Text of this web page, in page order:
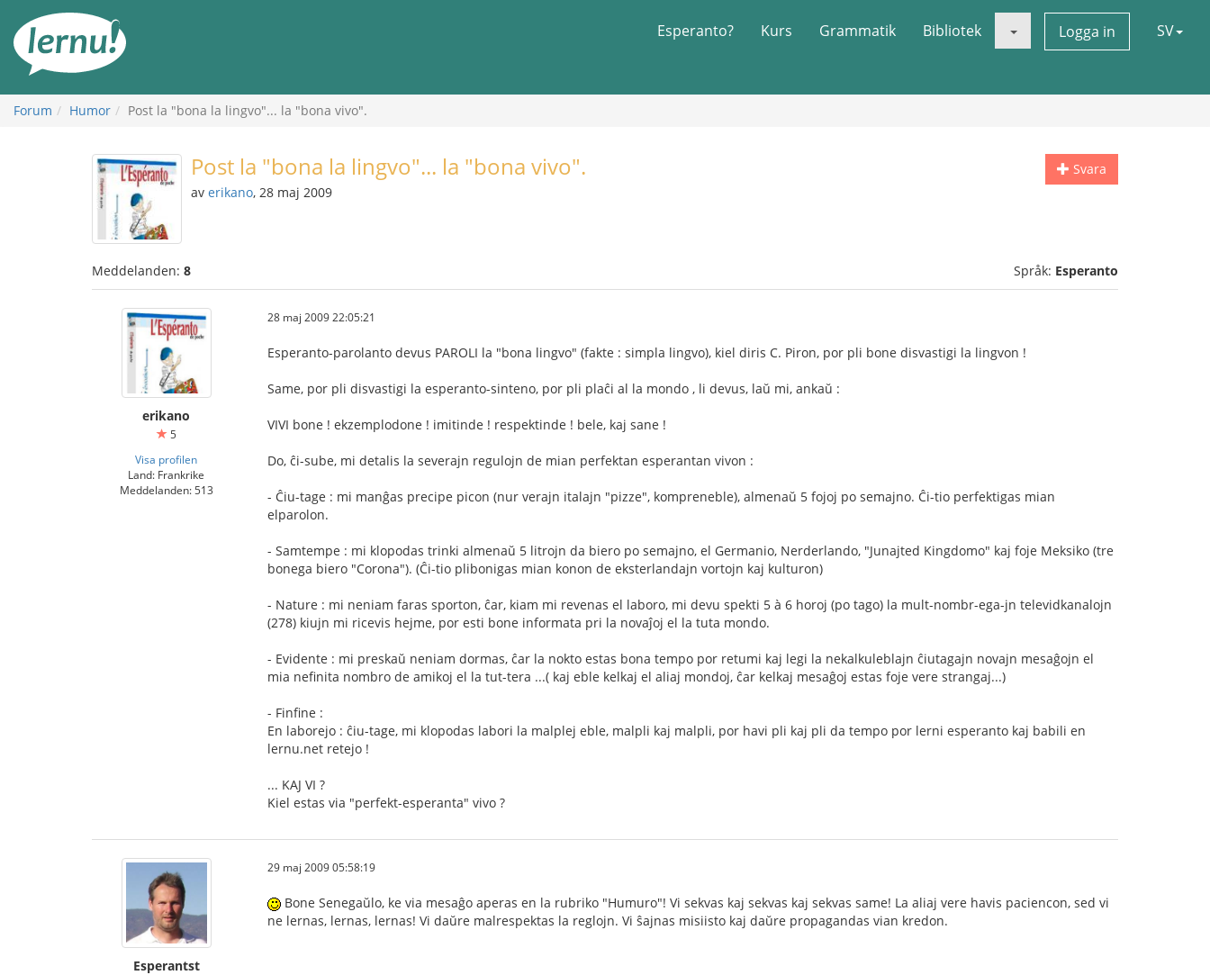
sidans
innehåll
Esperanto? Kurs Grammatik Bibliotek Logga in SV
Forum Humor Post la "bona la lingvo"... la "bona vivo".
Svara
Post la "bona la lingvo"... la "bona vivo".
av erikano, 28 maj 2009
Meddelanden: 8 Språk: Esperanto
erikano
5
Visa profilen
Land: Frankrike
Meddelanden: 513
28 maj 2009 22:05:21
Esperanto-parolanto devus PAROLI la "bona lingvo" (fakte : simpla lingvo), kiel diris C. Piron, por pli bone disvastigi la lingvon !
Same, por pli disvastigi la esperanto-sinteno, por pli plaĉi al la mondo , li devus, laŭ mi, ankaŭ :
VIVI bone ! ekzemplodone ! imitinde ! respektinde ! bele, kaj sane !
Do, ĉi-sube, mi detalis la severajn regulojn de mian perfektan esperantan vivon :
- Ĉiu-tage : mi manĝas precipe picon (nur verajn italajn "pizze", kompreneble), almenaŭ 5 fojoj po semajno. Ĉi-tio perfektigas mian
elparolon.
- Samtempe : mi klopodas trinki almenaŭ 5 litrojn da biero po semajno, el Germanio, Nerderlando, "Junajted Kingdomo" kaj foje Meksiko (tre
bonega biero "Corona"). (Ĉi-tio plibonigas mian konon de eksterlandajn vortojn kaj kulturon)
- Nature : mi neniam faras sporton, ĉar, kiam mi revenas el laboro, mi devu spekti 5 à 6 horoj (po tago) la mult-nombr-ega-jn televidkanalojn
(278) kiujn mi ricevis hejme, por esti bone informata pri la novaĵoj el la tuta mondo.
- Evidente : mi preskaŭ neniam dormas, ĉar la nokto estas bona tempo por retumi kaj legi la nekalkuleblajn ĉiutagajn novajn mesaĝojn el
mia nefinita nombro de amikoj el la tut-tera ...( kaj eble kelkaj el aliaj mondoj, ĉar kelkaj mesaĝoj estas foje vere strangaj...)
- Finfine :
En laborejo : ĉiu-tage, mi klopodas labori la malplej eble, malpli kaj malpli, por havi pli kaj pli da tempo por lerni esperanto kaj babili en
lernu.net retejo !
... KAJ VI ?
Kiel estas via "perfekt-esperanta" vivo ?
Esperantst
29 maj 2009 05:58:19
Bone Senegaŭlo, ke via mesaĝo aperas en la rubriko "Humuro"! Vi sekvas kaj sekvas kaj sekvas same! La aliaj vere havis paciencon, sed vi
ne lernas, lernas, lernas! Vi daŭre malrespektas la reglojn. Vi ŝajnas misiisto kaj daŭre propagandas vian kredon.